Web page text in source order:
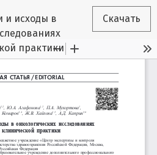
о статье
и исходы в
практики
Скачать